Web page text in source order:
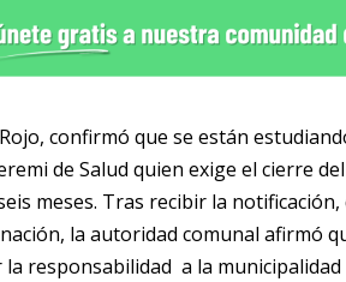
confirmó que se están
de Salud quien exige el cierre
meses. Tras recibir la
la autoridad comunal afirmó
responsabilidad a la